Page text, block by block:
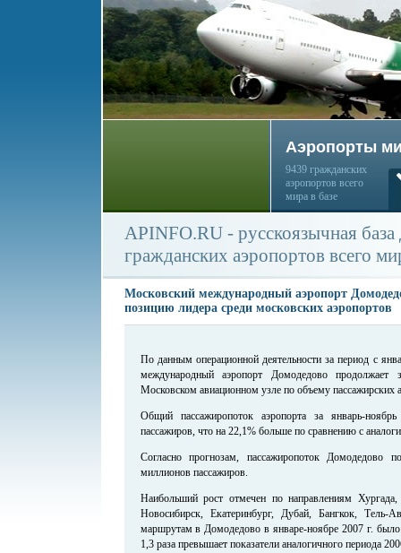
Аэропорты
9439 гражданских
аэропортов всего
мира в базе
APINFO.RU - русскоязычная
гражданских аэропортов всего
Московский международный аэропорт
позицию лидера среди московских аэропортов
По данным операционной деятельности за период с
международный аэропорт Домодедово
Московском авиационном узле по объему пассажирских
Общий пассажиропоток аэропорта за январь-
пассажиров, что на 22,1% больше по сравнению с
Согласно прогнозам, пассажиропоток Домодедово
миллионов пассажиров.
Наибольший рост отмечен по направлениям
Новосибирск, Екатеринбург, Дубай, Бангкок,
маршрутам в Домодедово в январе-ноябре 2007 г.
1,3 раза превышает показатели аналогичного периода